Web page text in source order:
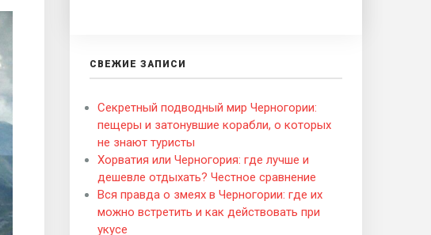
СВЕЖИЕ ЗАПИСИ
Секретный подводный мир Черногории:
пещеры и затонувшие корабли, о которых
не знают туристы
Хорватия или Черногория: где лучше и
дешевле отдыхать? Честное сравнение
Вся правда о змеях в Черногории: где их
можно встретить и как действовать при
укусе